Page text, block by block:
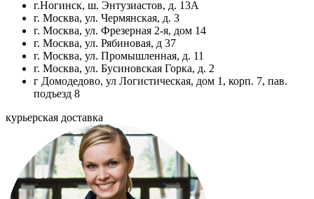
г.Ногинск, ш. Энтузиастов, д. 13А
г. Москва, ул. Чермянская, д. 3
г. Москва, ул. Фрезерная 2-я, дом 14
г. Москва, ул. Рябиновая, д 37
г. Москва, ул. Промышленная, д. 11
г. Москва, ул. Бусиновская Горка, д. 2
г Домодедово, ул Логистическая, дом 1, корп. 7, пав.
подъезд 8
курьерская доставка